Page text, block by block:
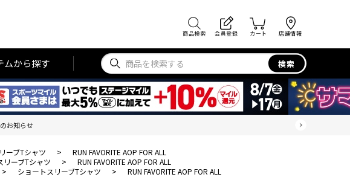
商品検索 会員登録 カート 店舗情報
ムから探す 検索
お知らせ
ーブTシャツ >
RUN FAVORITE AOP FOR ALL
リーブTシャツ >
RUN FAVORITE AOP FOR ALL
> ショートスリーブTシャツ > RUN FAVORITE AOP FOR ALL